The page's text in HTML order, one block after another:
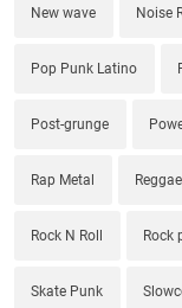
New wave Noise
Pop Punk Latino
Post-grunge
Rap Metal Reggae
Rock N Roll Rock
Skate Punk